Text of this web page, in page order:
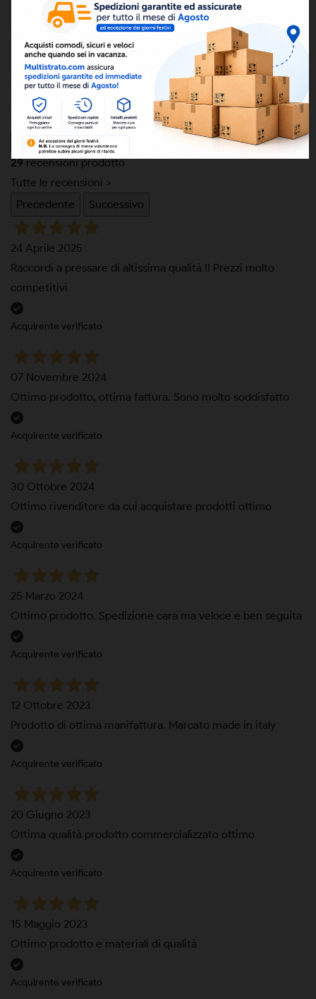
ean13 8050000002810
Eccellente
/5
29recensioni prodotto
Tutte le recensioni >
Precedente
Successivo
24 Aprile 2025
Raccordi a pressare di altissima qualità !! Prezzi molto
competitivi
Acquirente verificato
07 Novembre 2024
Ottimo prodotto, ottima fattura. Sono molto soddisfatto
Acquirente verificato
30 Ottobre 2024
Ottimo rivenditore da cui acquistare prodotti ottimo
Acquirente verificato
25 Marzo 2024
Ottimo prodotto. Spedizione cara ma veloce e ben seguita
Acquirente verificato
12 Ottobre 2023
Prodotto di ottima manifattura. Marcato made in italy
Acquirente verificato
20 Giugno 2023
Ottima qualità prodotto commercializzato ottimo
Acquirente verificato
15 Maggio 2023
Ottimo prodotto e materiali di qualità
Acquirente verificato